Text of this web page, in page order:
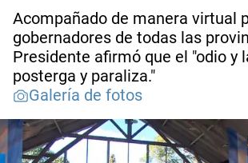
Acompañado de manera virtual
gobernadores de todas las
Presidente afirmó que el "odio y
posterga y paraliza."
Galería de fotos